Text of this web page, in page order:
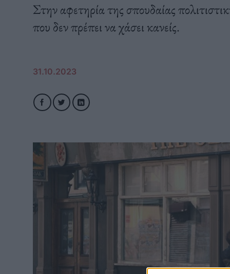
Στην αφετηρία της σπουδαίας
που δεν πρέπει να χάσει κανείς.
31.10.2023